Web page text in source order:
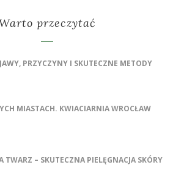
przeczytać
PRZYCZYNY I SKUTECZNE METODY
MIASTACH. KWIACIARNIA WROCŁAW
TWARZ – SKUTECZNA PIELĘGNACJA SKÓRY